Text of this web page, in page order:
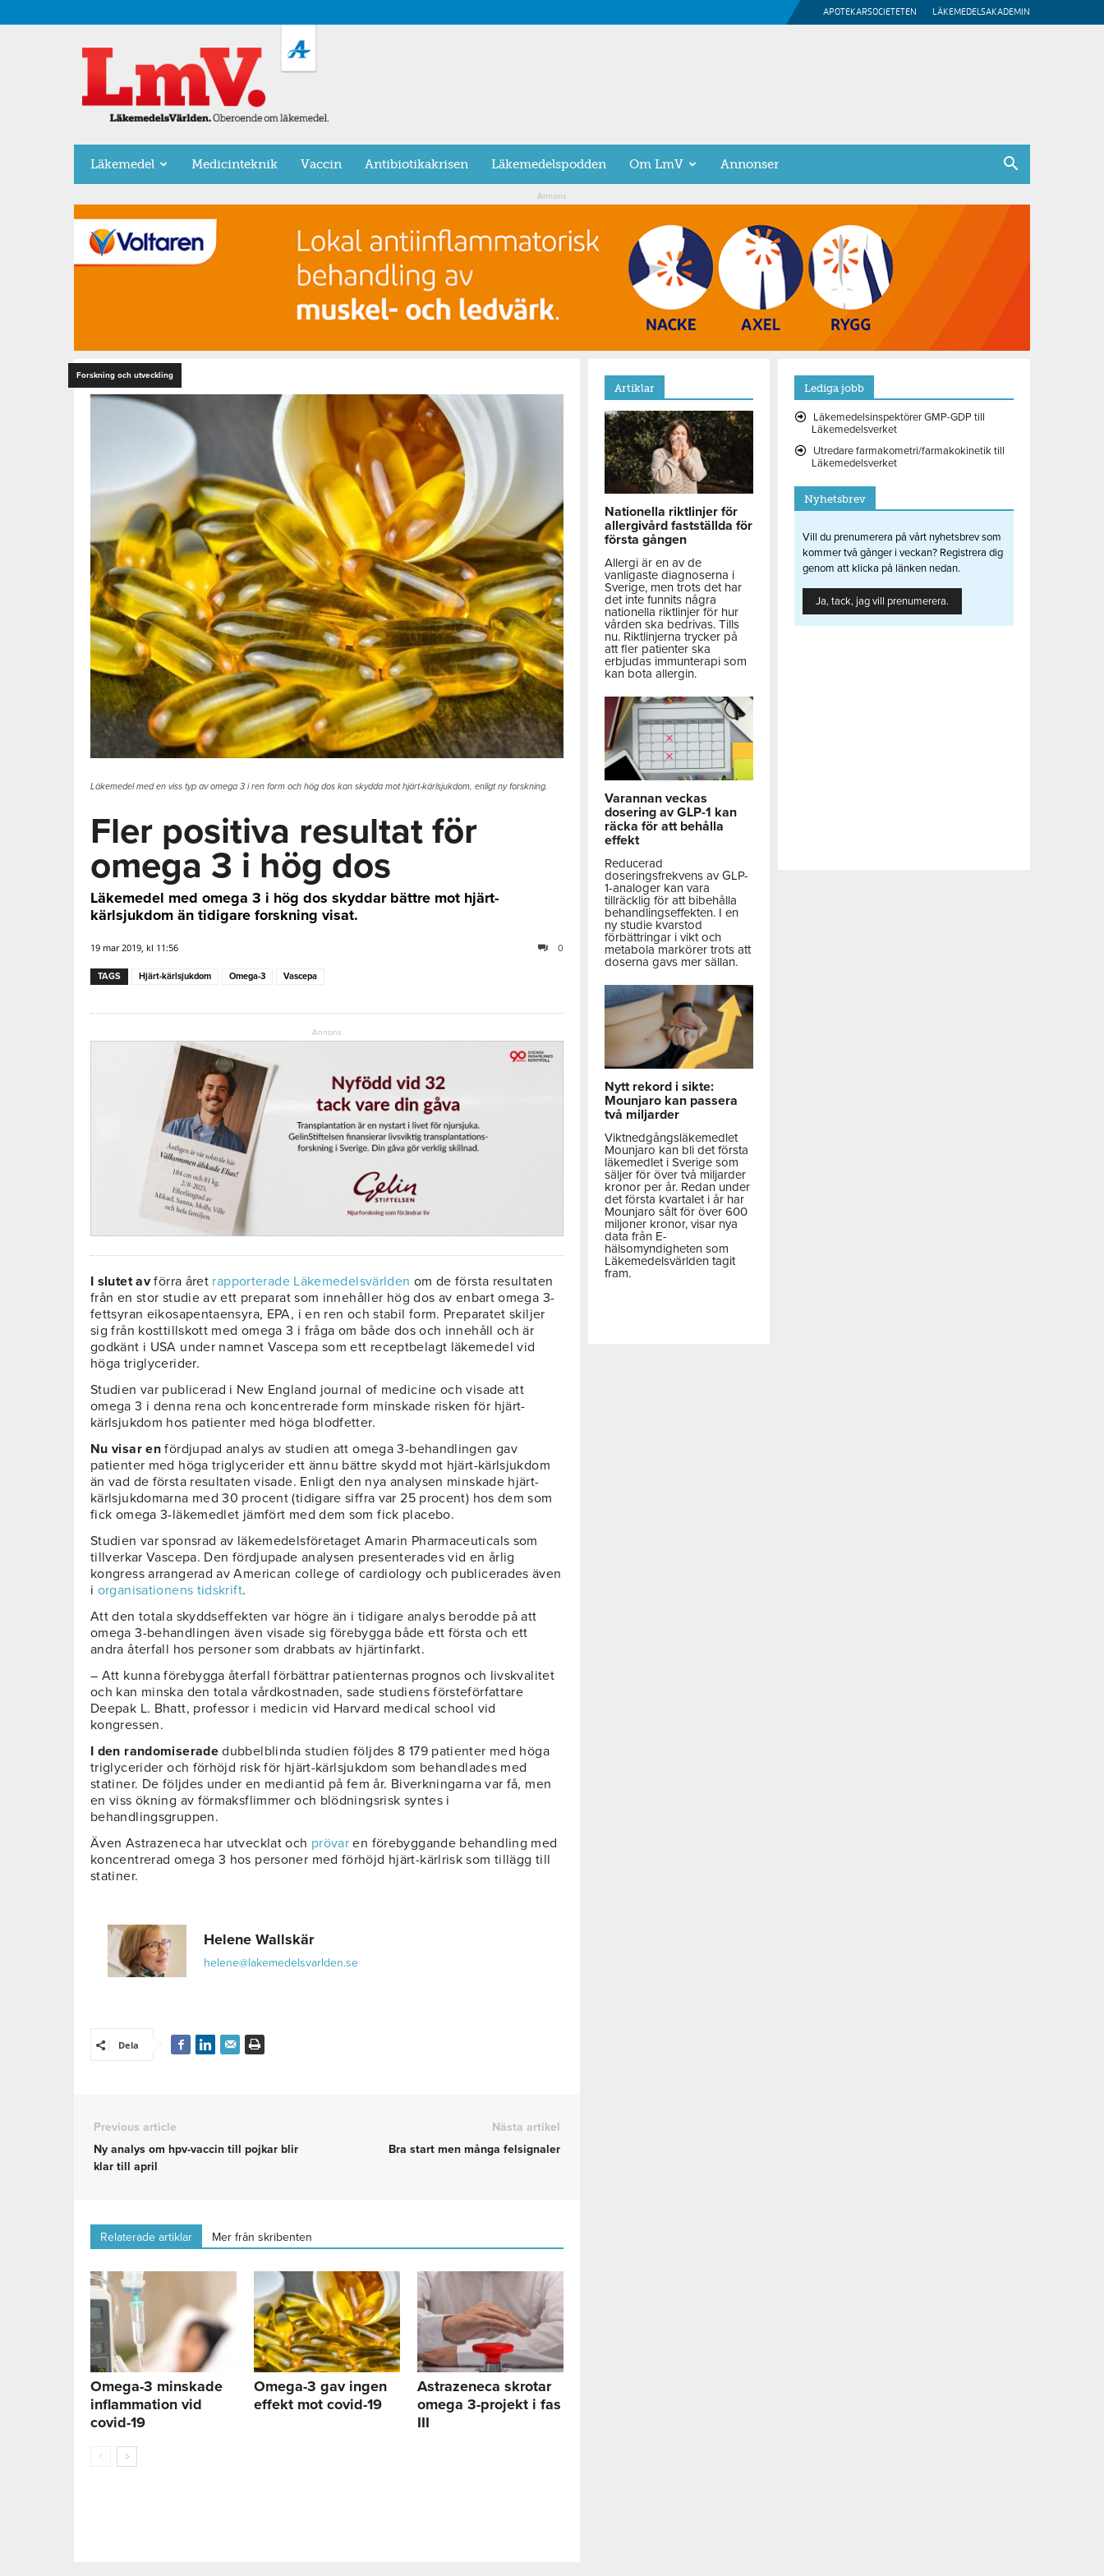
APOTEKARSOCIETETEN LÄKEMEDELSAKADEMIN
LäkemedelsVärlden
Läkemedel Medicinteknik Vaccin Antibiotikakrisen Läkemedelspodden Om LmV Annonser
Annons
Forskning och utveckling
Läkemedel med en viss typ av omega 3 i ren form och hög dos kan skydda mot hjärt-kärlsjukdom, enligt ny forskning.
Fler positiva resultat för
omega 3 i hög dos
Läkemedel med omega 3 i hög dos skyddar bättre mot hjärt-
kärlsjukdom än tidigare forskning visat.
19 mar 2019, kl 11:56 0
TAGS Hjärt-kärlsjukdom Omega-3 Vascepa
Annons
I slutet avförra året rapporterade Läkemedelsvärlden om de första resultaten
från en stor studie av ett preparat som innehåller hög dos av enbart omega 3-
fettsyran eikosapentaensyra, EPA, i en ren och stabil form. Preparatet skiljer
sig från kosttillskott med omega 3 i fråga om både dos och innehåll och är
godkänt i USA under namnet Vascepa som ett receptbelagt läkemedel vid
höga triglycerider.
Studien var publicerad i New England journal of medicine och visade att
omega 3 i denna rena och koncentrerade form minskade risken för hjärt-
kärlsjukdom hos patienter med höga blodfetter.
Nu visar en fördjupad analys av studien att omega 3-behandlingen gav
patienter med höga triglycerider ett ännu bättre skydd mot hjärt-kärlsjukdom
än vad de första resultaten visade. Enligt den nya analysen minskade hjärt-
kärlsjukdomarna med 30 procent (tidigare siffra var 25 procent) hos dem som
fick omega 3-läkemedlet jämfört med dem som fick placebo.
Studien var sponsrad av läkemedelsföretaget Amarin Pharmaceuticals som
tillverkar Vascepa. Den fördjupade analysen presenterades vid en årlig
kongress arrangerad av American college of cardiology och publicerades även
i organisationens tidskrift.
Att den totala skyddseffekten var högre än i tidigare analys berodde på att
omega 3-behandlingen även visade sig förebygga både ett första och ett
andra återfall hos personer som drabbats av hjärtinfarkt.
– Att kunna förebygga återfall förbättrar patienternas prognos och livskvalitet
och kan minska den totala vårdkostnaden, sade studiens försteförfattare
Deepak L. Bhatt, professor i medicin vid Harvard medical school vid
kongressen.
I den randomiserade dubbelblinda studien följdes 8 179 patienter med höga
triglycerider och förhöjd risk för hjärt-kärlsjukdom som behandlades med
statiner. De följdes under en mediantid på fem år. Biverkningarna var få, men
en viss ökning av förmaksflimmer och blödningsrisk syntes i
behandlingsgruppen.
Även Astrazeneca har utvecklat och prövar en förebyggande behandling med
koncentrerad omega 3 hos personer med förhöjd hjärt-kärlrisk som tillägg till
statiner.
Helene Wallskär
helene@lakemedelsvarlden.se
Dela
Previous article
Ny analys om hpv-vaccin till pojkar blir
klar till april
Nästa artikel
Bra start men många felsignaler
Relaterade artiklar Mer från skribenten
Omega-3 minskade
inflammation vid
covid-19
Omega-3 gav ingen
effekt mot covid-19
Astrazeneca skrotar
omega 3-projekt i fas
III
Artiklar
Nationella riktlinjer för
allergivård fastställda för
första gången
Allergi är en av de
vanligaste diagnoserna i
Sverige, men trots det har
det inte funnits några
nationella riktlinjer för hur
vården ska bedrivas. Tills
nu. Riktlinjerna trycker på
att fler patienter ska
erbjudas immunterapi som
kan bota allergin.
Varannan veckas
dosering av GLP-1 kan
räcka för att behålla
effekt
Reducerad
doseringsfrekvens av GLP-
1-analoger kan vara
tillräcklig för att bibehålla
behandlingseffekten. I en
ny studie kvarstod
förbättringar i vikt och
metabola markörer trots att
doserna gavs mer sällan.
Nytt rekord i sikte:
Mounjaro kan passera
två miljarder
Viktnedgångsläkemedlet
Mounjaro kan bli det första
läkemedlet i Sverige som
säljer för över två miljarder
kronor per år. Redan under
det första kvartalet i år har
Mounjaro sålt för över 600
miljoner kronor, visar nya
data från E-
hälsomyndigheten som
Läkemedelsvärlden tagit
fram.
Lediga jobb
Läkemedelsinspektörer GMP-GDP till
Läkemedelsverket
Utredare farmakometri/farmakokinetik till
Läkemedelsverket
Nyhetsbrev
Vill du prenumerera på vårt nyhetsbrev som
kommer två gånger i veckan? Registrera dig
genom att klicka på länken nedan.
Ja, tack, jag vill prenumerera.